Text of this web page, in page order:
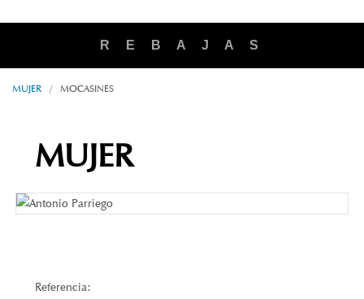
R E B A J A S
MUJER / MOCASINES
MUJER
Referencia: